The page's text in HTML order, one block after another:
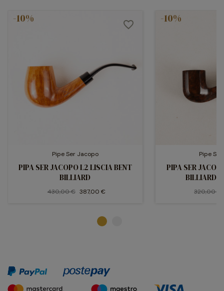
-10%
Pipe Ser Jacopo
PIPA SER JACOPO L2 LISCIA BENT
BILLIARD
430,00 € 387,00 €
favorite_border -10%
Pipe
PIPA SER
BILLIARD
320,00 €